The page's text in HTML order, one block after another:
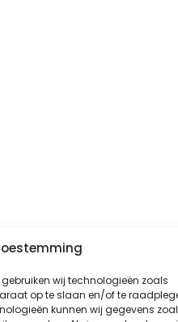
wij technologieën zoals
op te slaan en/of te
kunnen wij gegevens